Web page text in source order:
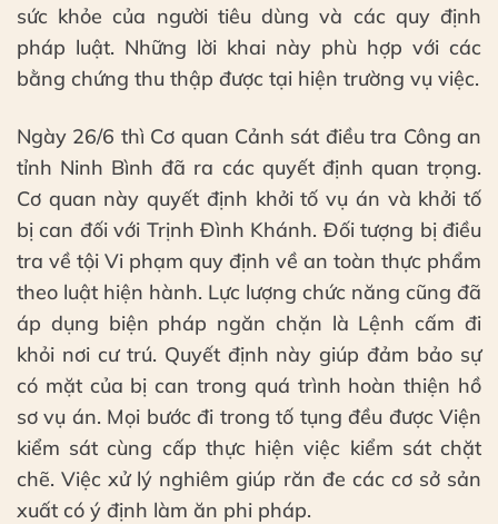
sức khỏe của người tiêu dùng và các quy định
pháp luật. Những lời khai này phù hợp với các
bằng chứng thu thập được tại hiện trường vụ việc.
Ngày 26/6 thì Cơ quan Cảnh sát điều tra Công an
tỉnh Ninh Bình đã ra các quyết định quan trọng.
Cơ quan này quyết định khởi tố vụ án và khởi tố
bị can đối với Trịnh Đình Khánh. Đối tượng bị điều
tra về tội Vi phạm quy định về an toàn thực phẩm
theo luật hiện hành. Lực lượng chức năng cũng đã
áp dụng biện pháp ngăn chặn là Lệnh cấm đi
khỏi nơi cư trú. Quyết định này giúp đảm bảo sự
có mặt của bị can trong quá trình hoàn thiện hồ
sơ vụ án. Mọi bước đi trong tố tụng đều được Viện
kiểm sát cùng cấp thực hiện việc kiểm sát chặt
chẽ. Việc xử lý nghiêm giúp răn đe các cơ sở sản
xuất có ý định làm ăn phi pháp.